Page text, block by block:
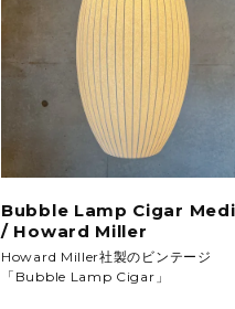
Bubble Lamp Cigar
/ Howard Miller
Howard Miller社製のビンテージ
「Bubble Lamp Cigar」